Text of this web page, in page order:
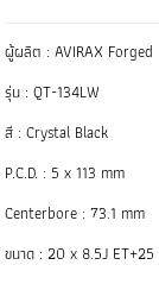
ผู้ผลิต : AVIRAX Forged
รุ่น : QT-134LW
สี : Crystal Black
P.C.D. : 5 x 113 mm
Centerbore : 73.1 mm
ขนาด : 20 x 8.5J ET+25